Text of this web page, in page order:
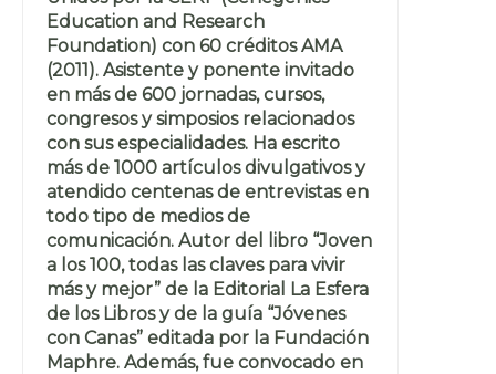
Education and Research
Foundation) con 60 créditos AMA
(2011). Asistente y ponente invitado
en más de 600 jornadas, cursos,
congresos y simposios relacionados
con sus especialidades. Ha escrito
más de 1000 artículos divulgativos y
atendido centenas de entrevistas en
todo tipo de medios de
comunicación. Autor del libro “Joven
a los 100, todas las claves para vivir
más y mejor” de la Editorial La Esfera
de los Libros y de la guía “Jóvenes
con Canas” editada por la Fundación
Maphre. Además, fue convocado en